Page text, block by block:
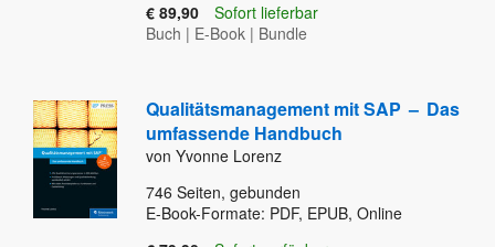
€ 89,90
Sofort lieferbar
Buch | E-Book | Bundle
Qualitätsmanagement mit SAP – Das
umfassende Handbuch
von Yvonne Lorenz
746 Seiten, gebunden
E-Book-Formate: PDF, EPUB, Online